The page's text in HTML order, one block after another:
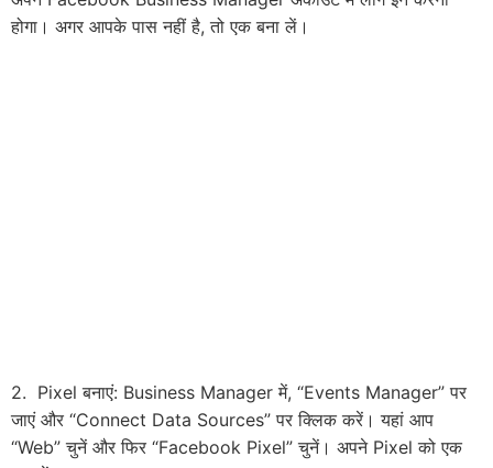
होगा। अगर आपके पास नहीं है, तो एक बना लें।
2. Pixel बनाएं: Business Manager में, “Events Manager” पर
जाएं और “Connect Data Sources” पर क्लिक करें। यहां आप
“Web” चुनें और फिर “Facebook Pixel” चुनें। अपने Pixel को एक